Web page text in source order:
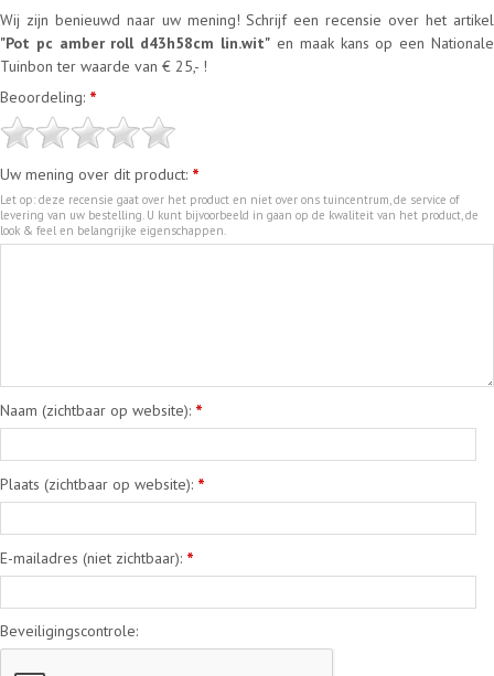
Wij zijn benieuwd naar uw mening! Schrijf een recensie over het artikel
"Pot pc amber roll d43h58cm lin.wit" en maak kans op een Nationale
Tuinbon ter waarde van € 25,- !
Beoordeling: *
Uw mening over dit product: *
Let op: deze recensie gaat over het product en niet over ons tuincentrum, de service of
levering van uw bestelling. U kunt bijvoorbeeld in gaan op de kwaliteit van het product, de
look & feel en belangrijke eigenschappen.
Naam (zichtbaar op website): *
Plaats (zichtbaar op website): *
E-mailadres (niet zichtbaar): *
Beveiligingscontrole: